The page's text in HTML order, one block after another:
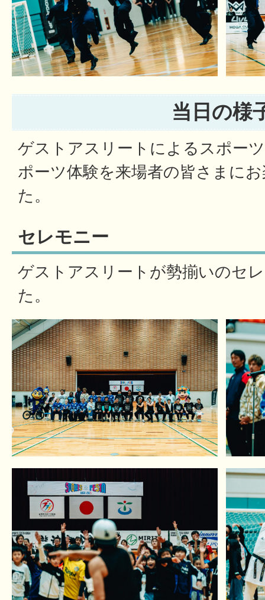
当日の様
ゲストアスリートによるスポー
ポーツ体験を来場者の皆さまに
た。
セレモニー
ゲストアスリートが勢揃いのセ
た。